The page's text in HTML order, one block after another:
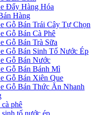
Đẩy Hàng Hóa
Hàng
Gỗ Bán Trái Cây Tự Chọn
Gỗ Bán Cà Phê
Gỗ Bán Trà Sữa
Gỗ Bán Sinh Tố Nước Ép
Gỗ Bán Nước
Gỗ Bán Bánh Mì
Gỗ Bán Xiên Que
Gỗ Bán Thức Ăn Nhanh
phê